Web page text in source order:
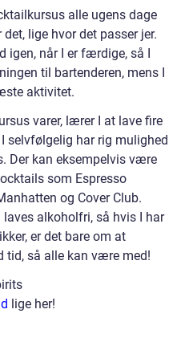
alle ugens dage
lige hvor det passer jer.
igen, når I er færdige, så I
til bartenderen, mens I
aktivitet.
varer, lærer I at lave fire
selvfølgelig har rig mulighed
Der kan eksempelvis være
som Espresso
og Cover Club.
alkoholfri, så hvis I har
er det bare om at
tid, så alle kan være med!
lige her!